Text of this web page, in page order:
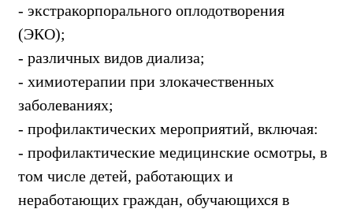
- экстракорпорального оплодотворения
(ЭКО);
- различных видов диализа;
- химиотерапии при злокачественных
заболеваниях;
- профилактических мероприятий, включая:
- профилактические медицинские осмотры, в
том числе детей, работающих и
неработающих граждан, обучающихся в